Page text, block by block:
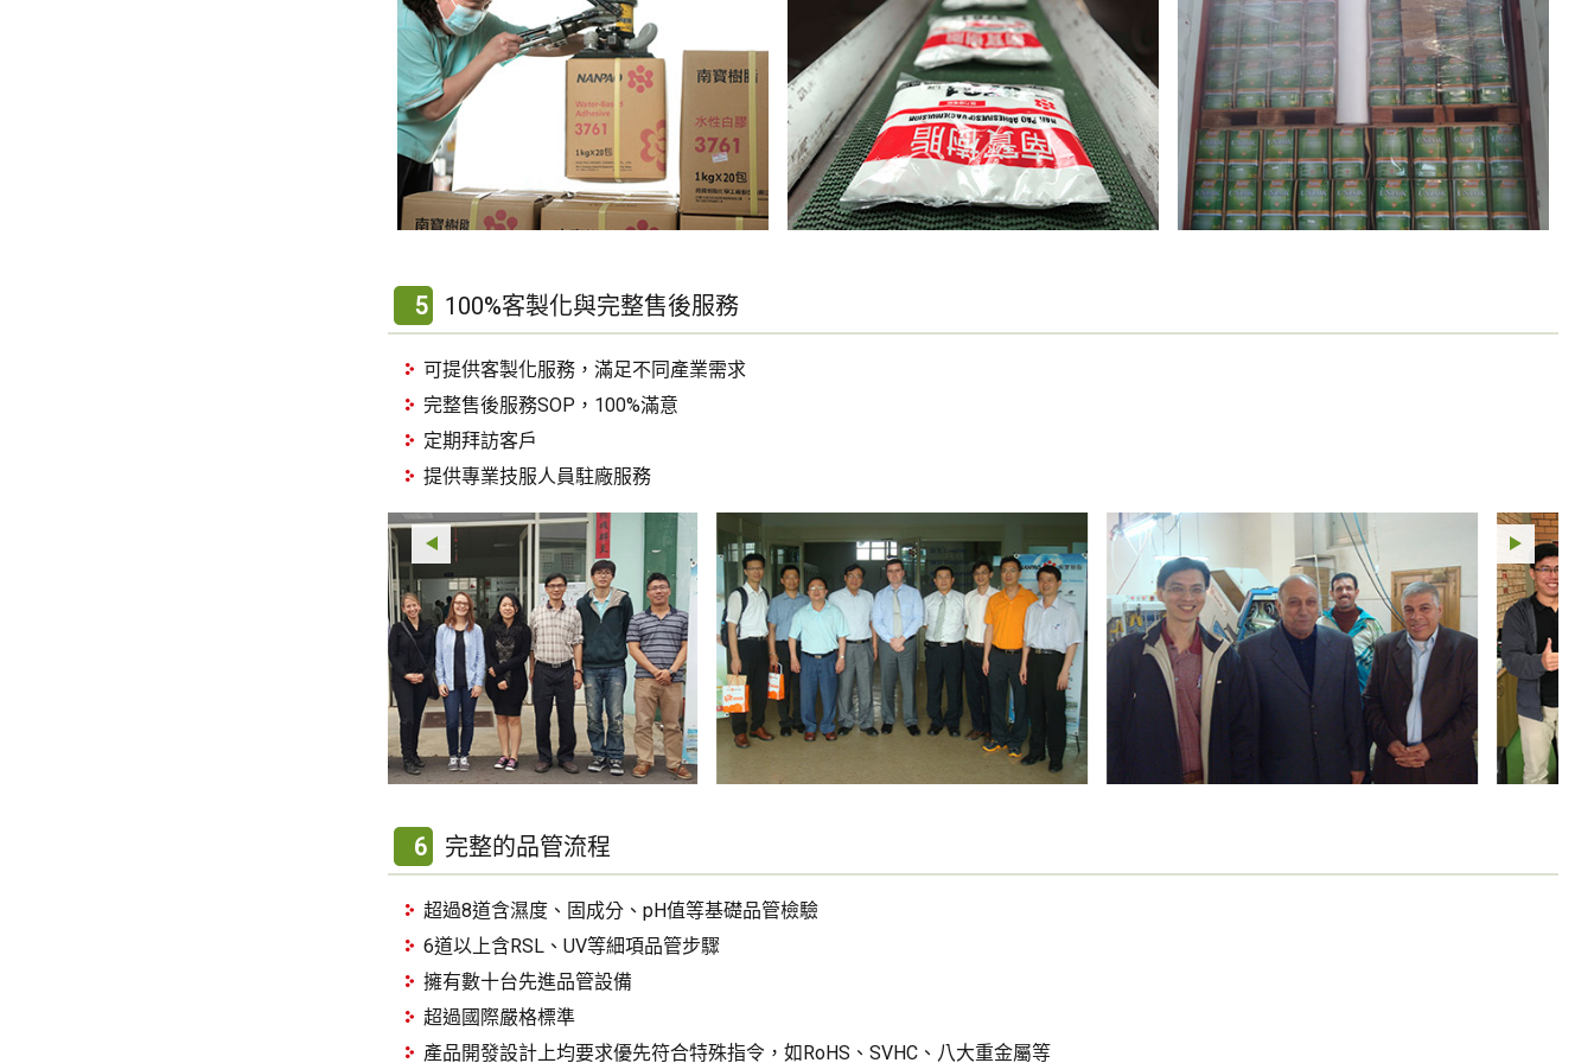
5 100%客製化與完整售後服務
可提供客製化服務，滿足不同產業需求
完整售後服務SOP，100%滿意
定期拜訪客戶
提供專業技服人員駐廠服務
6 完整的品管流程
超過8道含濕度、固成分、pH值等基礎品管檢驗
6道以上含RSL、UV等細項品管步驟
擁有數十台先進品管設備
超過國際嚴格標準
產品開發設計上均要求優先符合特殊指令，如RoHS、SVHC、八大重金屬等